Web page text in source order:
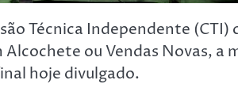
Técnica Independente
ou Vendas Novas, a
hoje divulgado.